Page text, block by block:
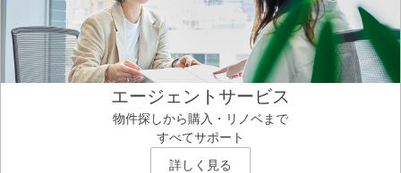
エージェントサービス
物件探しから購入・リノベまで
すべてサポート
詳しく見る